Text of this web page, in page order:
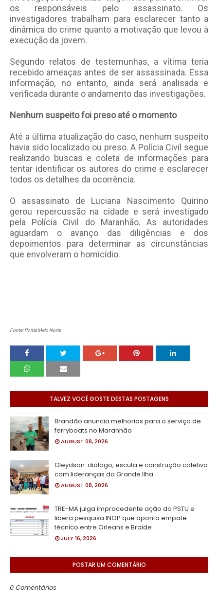
os responsáveis pelo assassinato. Os
investigadores trabalham para esclarecer tanto a
dinâmica do crime quanto a motivação que levou à
execução da jovem.
Segundo relatos de testemunhas, a vítima teria
recebido ameaças antes de ser assassinada. Essa
informação, no entanto, ainda será analisada e
verificada durante o andamento das investigações.
Nenhum suspeito foi preso até o momento
Até a última atualização do caso, nenhum suspeito
havia sido localizado ou preso. A Polícia Civil segue
realizando buscas e coleta de informações para
tentar identificar os autores do crime e esclarecer
todos os detalhes da ocorrência.
O assassinato de Luciana Nascimento Quirino
gerou repercussão na cidade e será investigado
pela Polícia Civil do Maranhão. As autoridades
aguardam o avanço das diligências e dos
depoimentos para determinar as circunstâncias
que envolveram o homicídio.
Fonte: Portal Meio Norte
TALVEZ VOCÊ GOSTE DESTAS POSTAGENS
Brandão anuncia melhorias para o serviço de
ferryboats no Maranhão
AUGUST 08, 2026
Gleydson: diálogo, escuta e construção coletiva
com lideranças da Grande Ilha
AUGUST 08, 2026
TRE-MA julga improcedente ação do PSTU e
libera pesquisa INOP que aponta empate
técnico entre Orleans e Braide
JULY 16, 2026
POSTAR UM COMENTÁRIO
0 Comentários